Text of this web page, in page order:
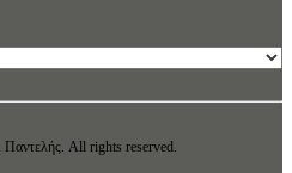
All rights reserved.